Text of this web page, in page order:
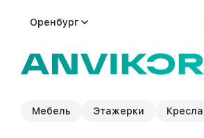
Оренбург
Мебель Этажерки Кресла